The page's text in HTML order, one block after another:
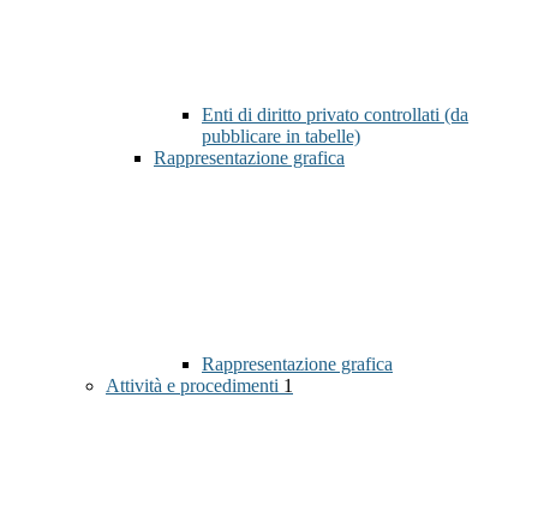
Enti di diritto privato controllati (da
pubblicare in tabelle)
Rappresentazione grafica
Rappresentazione grafica
Attività e procedimenti 1